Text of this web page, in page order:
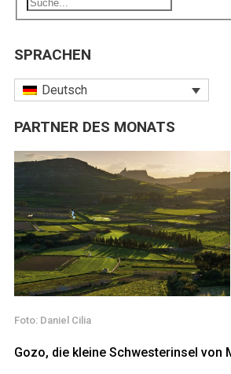
SPRACHEN
Deutsch
PARTNER DES MONATS
Foto: Daniel Cilia
Gozo, die kleine Schwesterinsel von